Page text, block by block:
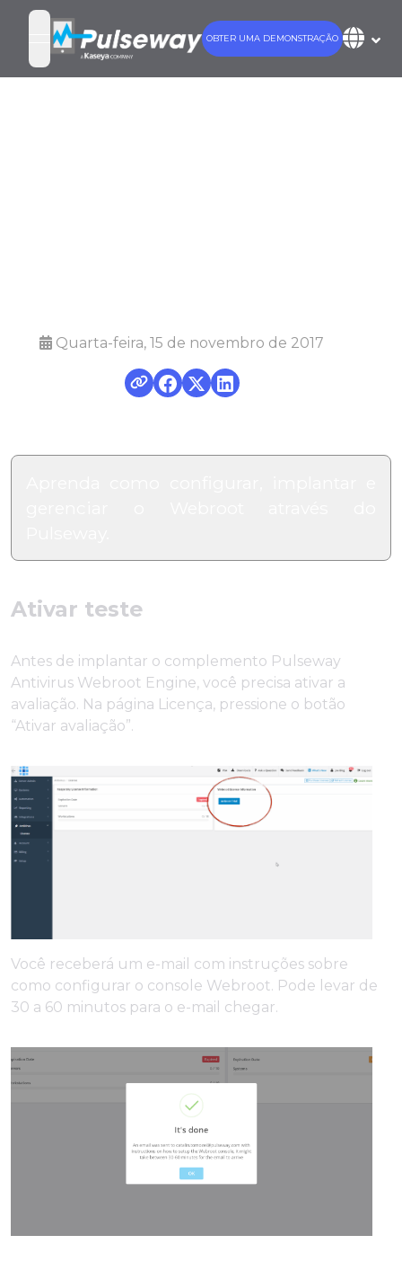
open navigation menu
OBTER UMA DEMONSTRAÇÃO
Quarta-feira, 15 de novembro de 2017
Ativar teste
Antes de implantar o complemento Pulseway
Antivirus Webroot Engine, você precisa ativar a
avaliação. Na página Licença, pressione o botão
“Ativar avaliação”.
Você receberá um e-mail com instruções sobre
como configurar o console Webroot. Pode levar de
30 a 60 minutos para o e-mail chegar.